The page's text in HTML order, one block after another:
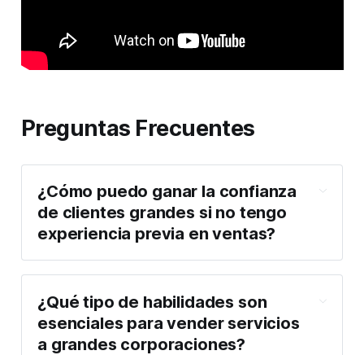
Preguntas Frecuentes
¿Cómo puedo ganar la confianza
de clientes grandes si no tengo
experiencia previa en ventas?
¿Qué tipo de habilidades son
esenciales para vender servicios
a grandes corporaciones?